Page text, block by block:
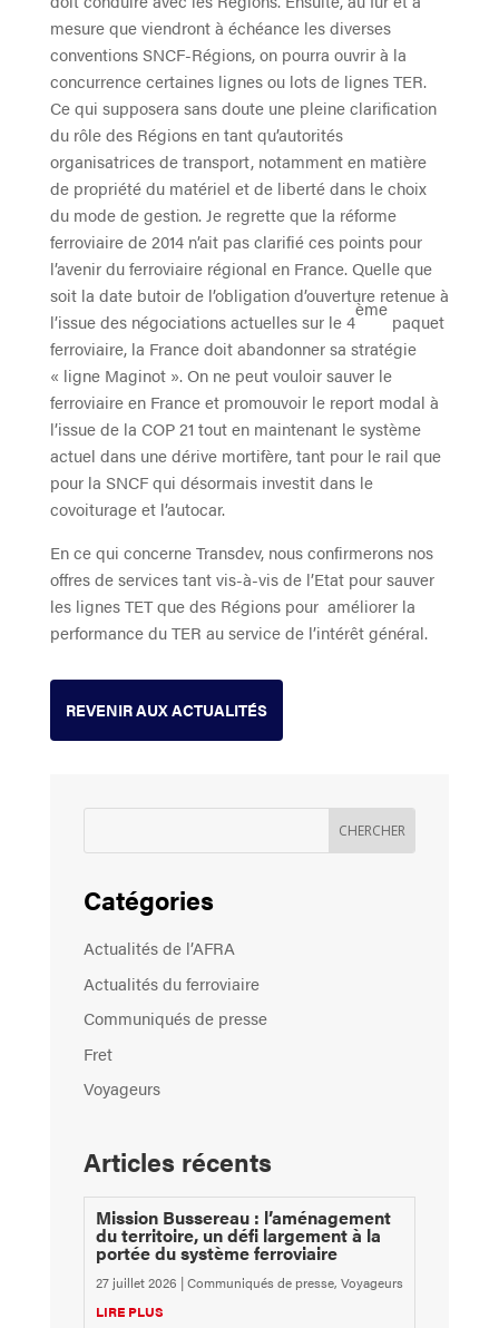
mesure que viendront à échéance les diverses
conventions SNCF-Régions, on pourra ouvrir à la
concurrence certaines lignes ou lots de lignes TER.
Ce qui supposera sans doute une pleine clarification
du rôle des Régions en tant qu’autorités
organisatrices de transport, notamment en matière
de propriété du matériel et de liberté dans le choix
du mode de gestion. Je regrette que la réforme
ferroviaire de 2014 n’ait pas clarifié ces points pour
l’avenir du ferroviaire régional en France. Quelle que
soit la date butoir de l’obligation d’ouverture retenue à
l’issue des négociations actuelles sur le 4
ème
paquet
ferroviaire, la France doit abandonner sa stratégie
« ligne Maginot ». On ne peut vouloir sauver le
ferroviaire en France et promouvoir le report modal à
l’issue de la COP 21 tout en maintenant le système
actuel dans une dérive mortifère, tant pour le rail que
pour la SNCF qui désormais investit dans le
covoiturage et l’autocar.
En ce qui concerne Transdev, nous confirmerons nos
offres de services tant vis-à-vis de l’Etat pour sauver
les lignes TET que des Régions pour améliorer la
performance du TER au service de l’intérêt général.
REVENIR AUX ACTUALITÉS
Catégories
Actualités de l’AFRA
Actualités du ferroviaire
Communiqués de presse
Fret
Voyageurs
Articles récents
Mission Bussereau : l’aménagement
du territoire, un défi largement à la
portée du système ferroviaire
27 juillet 2026 |Communiqués de presse, Voyageurs
LIRE PLUS